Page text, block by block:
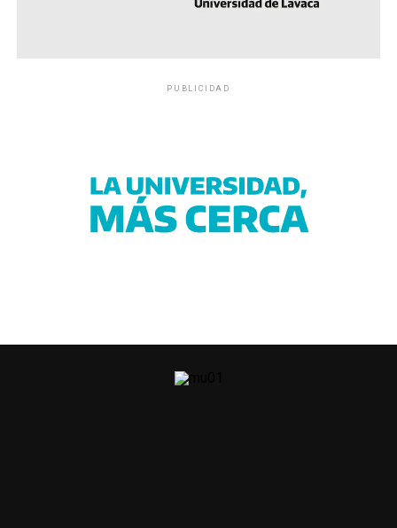
PUBLICIDAD